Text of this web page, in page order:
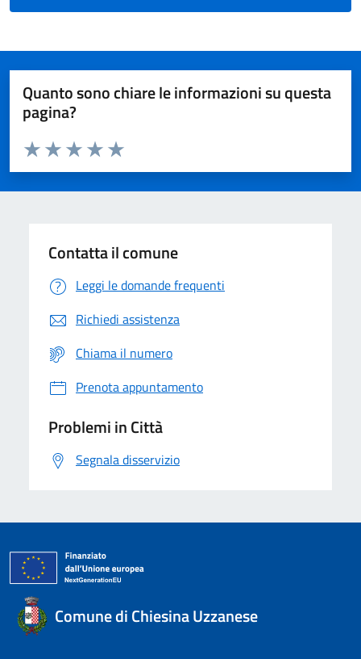
Quanto sono chiare le informazioni su questa
pagina?
Domanda
Valuta da 1 a 5 stelle la pagina
Valuta 5 stelle su 5
Valuta 4 stelle su 5
Valuta 3 stelle su 5
Valuta 2 stelle su 5
Valuta 1 stelle su 5
Contatta il comune
Leggi le domande frequenti
Richiedi assistenza
Chiama il numero
Prenota appuntamento
Problemi in Città
Segnala disservizio
Comune di Chiesina Uzzanese